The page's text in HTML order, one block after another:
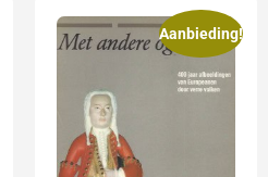
Aanbieding!